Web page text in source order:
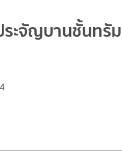
ระจัญบานชั้นทรั